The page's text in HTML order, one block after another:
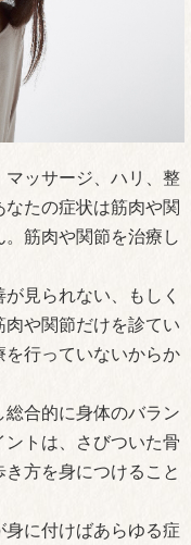
マッサージ、ハリ、整
たの症状は筋肉や関
筋肉や関節を治療し
見られない、もしく
や関節だけを診てい
行っていないからか
合的に身体のバラン
トは、さびついた骨
方を身につけること
に付けばあらゆる症